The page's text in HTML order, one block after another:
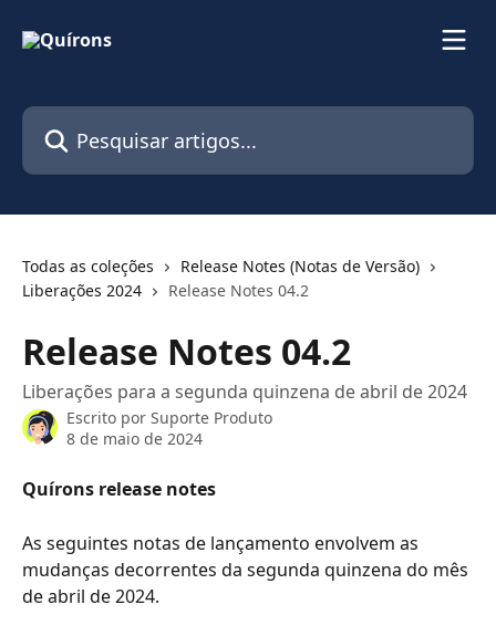
Pesquisar artigos...
Todas as coleções
Release Notes (Notas de Versão)
Liberações 2024
Release Notes 04.2
Release Notes 04.2
Liberações para a segunda quinzena de abril de 2024
Escrito por Suporte Produto
8 de maio de 2024
Quírons release notes
As seguintes notas de lançamento envolvem as
mudanças decorrentes da segunda quinzena do mês
de abril de 2024.